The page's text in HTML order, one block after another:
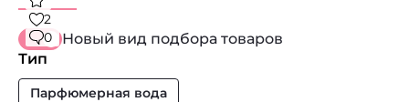
2
0
Новый вид подбора товаров
Тип
Парфюмерная вода